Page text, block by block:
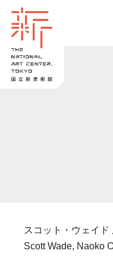
スコット・ウェイ
Scott Wade, Naoko